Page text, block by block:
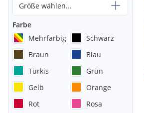
Größe wählen...
Farbe
Mehrfarbig
Schwarz
Braun
Blau
Türkis
Grün
Gelb
Orange
Rot
Rosa